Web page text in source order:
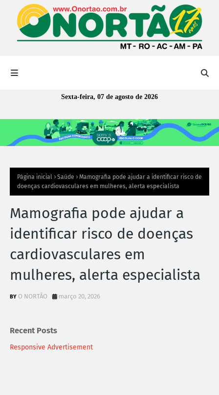
Sexta-feira, 07 de agosto de 2026
Página inicial Saúde
Mamografia pode ajudar a identificar risco de
doenças cardiovasculares em mulheres, alerta especialista
Mamografia pode ajudar a
identificar risco de doenças
cardiovasculares em
mulheres, alerta especialista
O NORTÃO março 20, 2026
Recent Posts
Responsive Advertisement